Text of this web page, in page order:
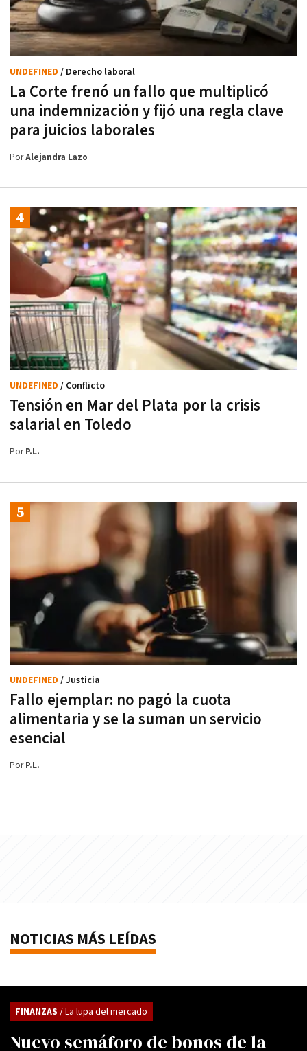
La Corte frenó un fallo que multiplicó
una indemnización y fijó una regla clave
para juicios laborales
UNDEFINED / Derecho laboral
PorAlejandra Lazo
Tensión en Mar del Plata por la crisis
salarial en Toledo
UNDEFINED / Conflicto
PorP.L.
Fallo ejemplar: no pagó la cuota
alimentaria y se la suman un servicio
esencial
UNDEFINED / Justicia
PorP.L.
NOTICIAS MÁS LEÍDAS
Nuevo semáforo de bonos de la
FINANZAS / La lupa del mercado